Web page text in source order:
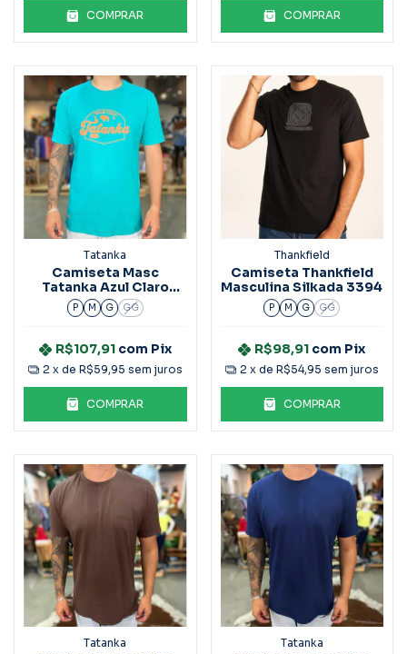
COMPRAR COMPRAR
Tatanka
Camiseta Masc
Tatanka Azul Claro
Estampada
P M G GG
R$107,91 com Pix
2 x de R$59,95 sem juros
COMPRAR
Thankfield
Camiseta Thankfield
Masculina Silkada 3394
P M G GG
R$98,91 com Pix
2 x de R$54,95 sem juros
COMPRAR
Tatanka Tatanka